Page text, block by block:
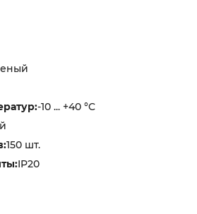
-10 ... +40 °C
150 шт.
IP20